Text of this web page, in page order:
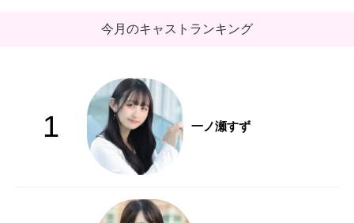
今月のキャストランキング
1 一ノ瀬すず